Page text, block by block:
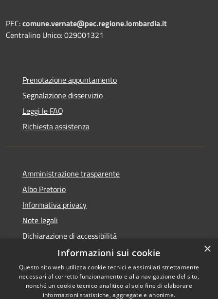
PEC:comune.vernate@pec.regione.lombardia.it
Centralino Unico: 029001321
Prenotazione appuntamento
Segnalazione disservizio
Leggi le FAQ
Richiesta assistenza
Amministrazione trasparente
Albo Pretorio
Informativa privacy
Note legali
Dichiarazione di accessibilità
Accessibilità
×
Informazioni sui cookie
Questo sito web utilizza cookie tecnici e assimilati strettamente
necessari al corretto funzionamento e alla navigazione del sito,
nonché un cookie tecnico analitico al solo fine di elaborare
informazioni statistiche, aggregate e anonime.